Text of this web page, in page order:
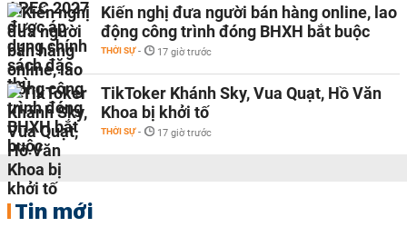
Kiến nghị đưa người bán hàng online, lao
động công trình đóng BHXH bắt buộc
THỜI SỰ - 17 giờ trước
TikToker Khánh Sky, Vua Quạt, Hồ Văn
Khoa bị khởi tố
THỜI SỰ - 17 giờ trước
Tin mới